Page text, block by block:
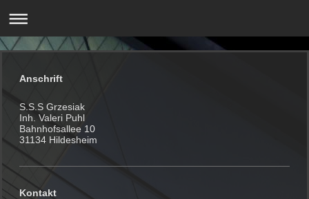
Anschrift
S.S.S Grzesiak
Inh. Valeri Puhl
Bahnhofsallee 10
31134 Hildesheim
Kontakt